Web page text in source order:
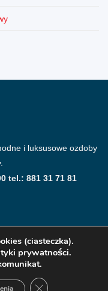
i luksusowe ozdoby
tel.: 881 31 71 81
(ciasteczka).
prywatności.
ZAMKNIJ